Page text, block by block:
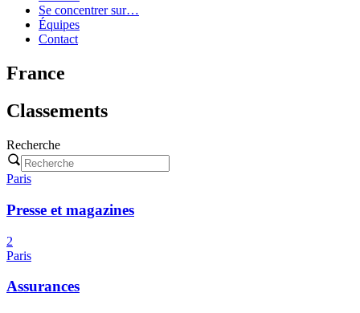
Se concentrer sur…
Équipes
Contact
France
Classements
Recherche
Paris
Presse et magazines
2
Paris
Assurances